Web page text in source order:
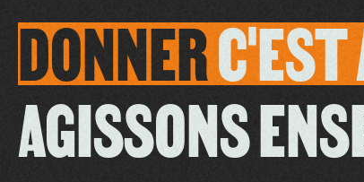
DONNERC'EST
AGISSONS